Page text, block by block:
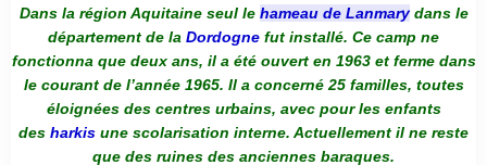
Dans la région Aquitaine seul le hameau de Lanmarydans le
département de la Dordogne fut installé. Ce camp ne
fonctionna que deux ans, il a été ouvert en 1963 et ferme dans
le courant de l’année 1965. Il a concerné 25 familles, toutes
éloignées des centres urbains, avec pour les enfants
des harkis une scolarisation interne. Actuellement il ne reste
que des ruines des anciennes baraques.